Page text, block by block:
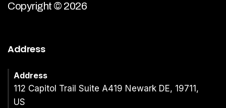
Copyright © 2026
Address
Address
112 Capitol Trail Suite A419 Newark DE, 19711,
US